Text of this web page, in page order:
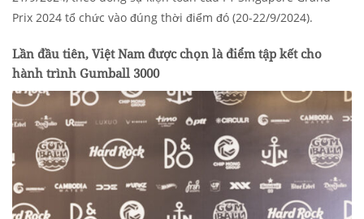
Prix 2024 tổ chức vào đúng thời điểm đó (20-22/9/2024).
Lần đầu tiên, Việt Nam được chọn là điểm tập kết cho
hành trình Gumball 3000